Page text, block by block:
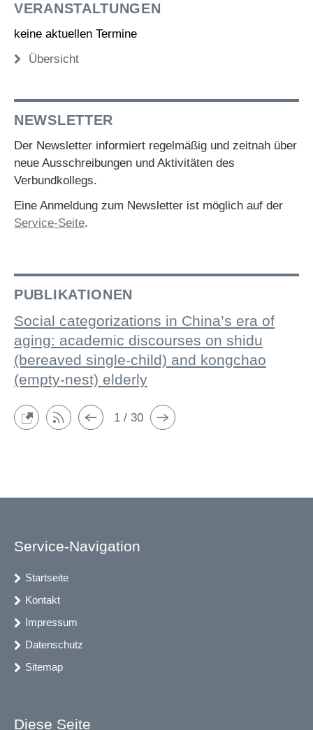
VERANSTALTUNGEN
keine aktuellen Termine
Übersicht
NEWSLETTER
Der Newsletter informiert regelmäßig und zeitnah über
neue Ausschreibungen und Aktivitäten des
Verbundkollegs.
Eine Anmeldung zum Newsletter ist möglich auf der
Service-Seite.
PUBLIKATIONEN
Social categorizations in China’s era of
aging: academic discourses on shidu
(bereaved single-child) and kongchao
(empty-nest) elderly
1 / 30
Service-Navigation
Startseite
Kontakt
Impressum
Datenschutz
Sitemap
Diese Seite